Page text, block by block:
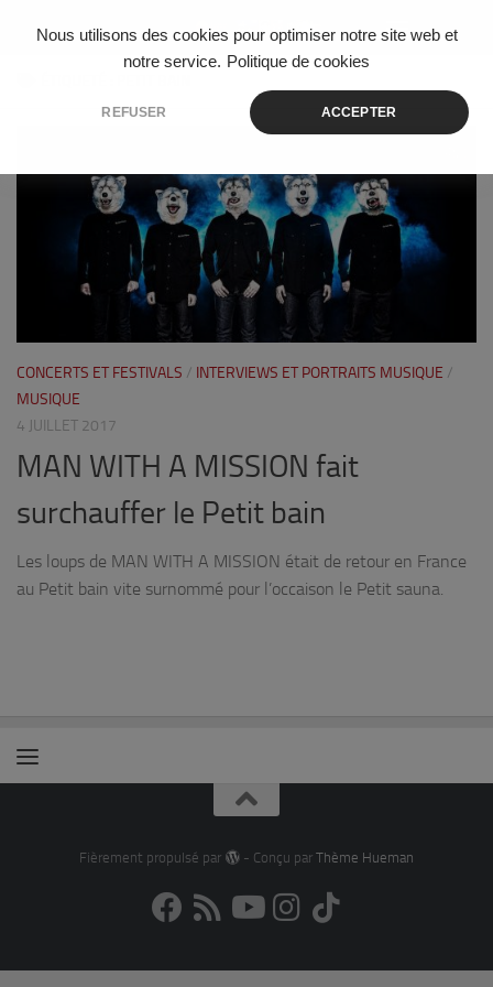
Nous utilisons des cookies pour optimiser notre site web et
notre service. Politique de cookies
REFUSER ACCEPTER
Skip to content
CONCERTS ET FESTIVALS / INTERVIEWS ET PORTRAITS MUSIQUE /
MUSIQUE
4 JUILLET 2017
MAN WITH A MISSION fait
surchauffer le Petit bain
Les loups de MAN WITH A MISSION était de retour en France
au Petit bain vite surnommé pour l’occaison le Petit sauna.
Fièrement propulsé par - Conçu par Thème Hueman